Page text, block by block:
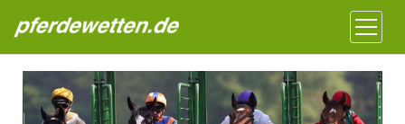
Pferdewetten News
Menü
öffnen